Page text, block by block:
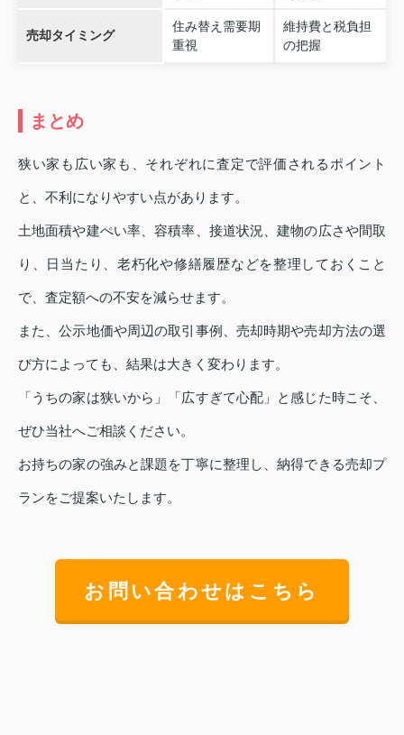
売却タイミング
住み替え需要期
重視
維持費と税負担
の把握
まとめ
狭い家も広い家も、それぞれに査定で評価されるポイント
と、不利になりやすい点があります。
土地面積や建ぺい率、容積率、接道状況、建物の広さや間取
り、日当たり、老朽化や修繕履歴などを整理しておくこと
で、査定額への不安を減らせます。
また、公示地価や周辺の取引事例、売却時期や売却方法の選
び方によっても、結果は大きく変わります。
「うちの家は狭いから」「広すぎて心配」と感じた時こそ、
ぜひ当社へご相談ください。
お持ちの家の強みと課題を丁寧に整理し、納得できる売却プ
ランをご提案いたします。
お問い合わせはこちら